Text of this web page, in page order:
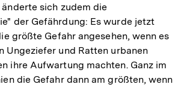
sich zudem die
der Gefährdung: Es wurde jetzt
größte Gefahr angesehen, wenn es
Ungeziefer und Ratten urbanen
ihre Aufwartung machten. Ganz im
die Gefahr dann am größten, wenn